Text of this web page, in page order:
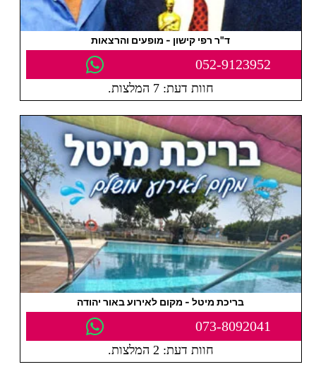
ד"ר רפי קישון - מופעים והרצאות
052-9123952
חוות דעת: 7 המלצות.
בריכת מיטל - מקום לאירוע באור יהודה
073-8092041
חוות דעת: 2 המלצות.